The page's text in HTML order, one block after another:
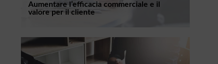
Aumentare l’efficacia commerciale e il
valore per il cliente